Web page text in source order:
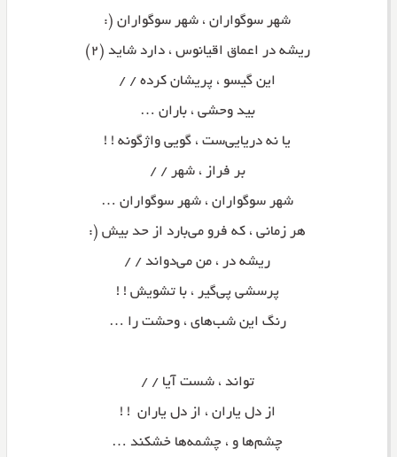
شهر سوگواران ، شهر سوگواران (:
ریشه در اعماق اقیانوس ، دارد شاید (۲)
این گیسو ، پریشان‌ کرده / /
بید وحشی ، باران …
یا نه دریایی‌ست ، گویی واژگونه ! !
بر فراز ، شهر / /
شهر سوگواران ، شهر سوگواران …
هر زمانی ، که فرو می‌بارد از حد بیش (:
ریشه در ، من می‌دواند / /
پرسشی پی‌گیر ، با تشویش ! !
رنگ این شب‌های ، وحشت را …
تواند ، شست آیا / /
از دل یاران ، از دل یاران ! !
چشم‌ها و ، چشمه‌ها خشکند …